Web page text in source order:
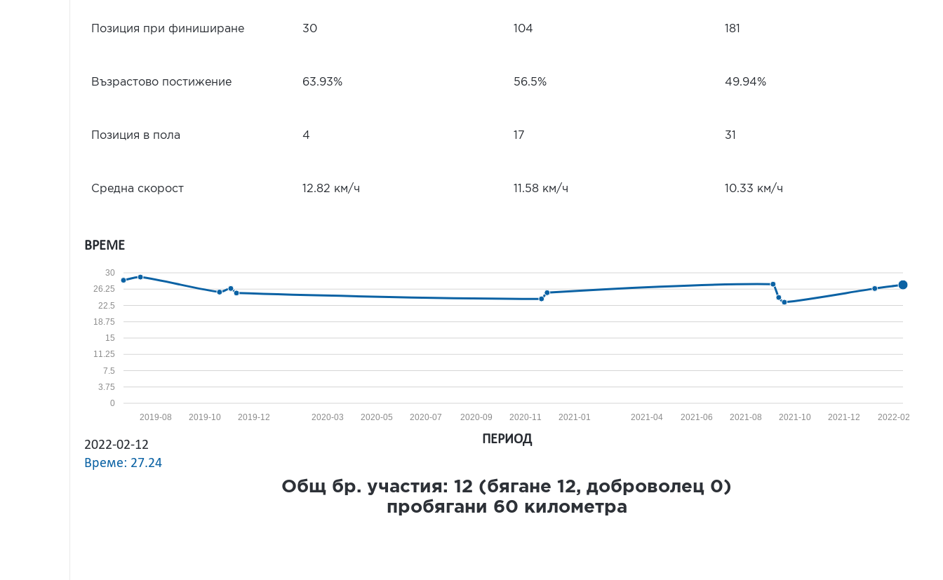
Позиция при финиширане 30 104 181
Възрастово постижение 63.93% 56.5% 49.94%
Позиция в пола 4 17 31
Средна скорост 12.82 км/ч 11.58 км/ч 10.33 км/ч
ВРЕМЕ
0
3.75
7.5
11.25
15
18.75
22.5
26.25
30
2022-02
2021-12
2021-10
2021-08
2021-06
2021-04
2021-01
2020-11
2020-09
2020-07
2020-05
2020-03
2019-12
2019-10
2019-08
2022-02-12
Време: 27.24
ПЕРИОД
Общ бр. участия: 12 (бягане 12, доброволец 0)
пробягани 60 километра